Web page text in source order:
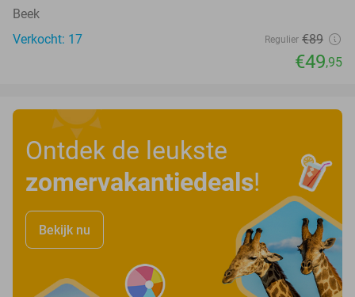
Beek
Verkocht: 17
Regulier €89
€49,95
Ontdek de leukste
zomervakantiedeals!
Bekijk nu